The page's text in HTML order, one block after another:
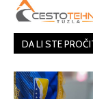
DA LI STE